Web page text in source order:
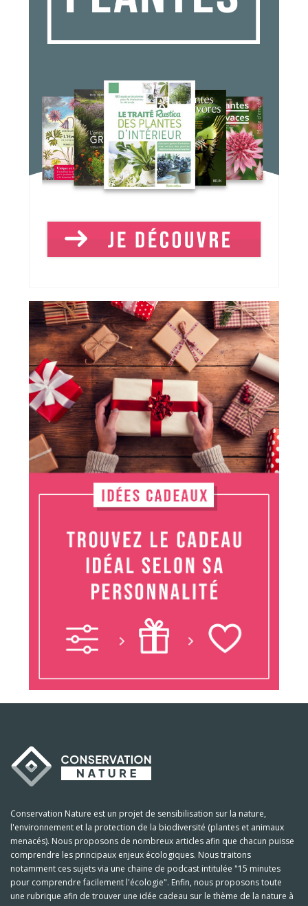
Conservation Nature est un projet de sensibilisation sur la nature,
l'environnement et la protection de la biodiversité (plantes et animaux
menacés). Nous proposons de nombreux articles afin que chacun puisse
comprendre les principaux enjeux écologiques. Nous traitons
notamment ces sujets via une chaine de podcast intitulée "15 minutes
pour comprendre facilement l'écologie". Enfin, nous proposons toute
une rubrique afin de trouver une idée cadeau sur le thème de la nature à